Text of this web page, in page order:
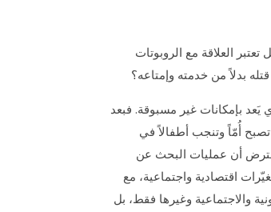
العلاقة مع الروبوتات
بدلاً من خدمته وإمتاعه؟
يَعد بإمكانات غير مسبوقة. فبعد
أُمّاً وتنجب أطفالاً في
يفترض أن عمليات البحث عن
اقتصادية واجتماعية، مع
والاجتماعية وغيرها فقط، بل